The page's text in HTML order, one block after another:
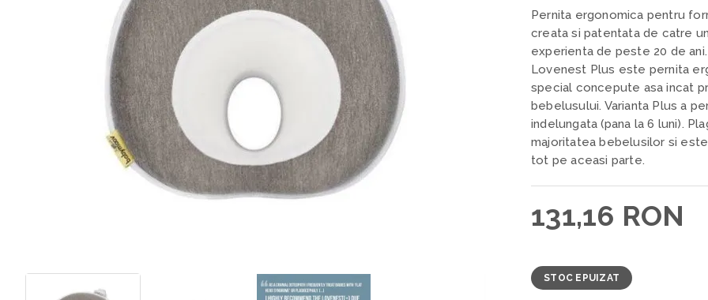
Pernita ergonomica pentru
creata si patentata de catre
experienta de peste 20 de ani.
Lovenest Plus este pernita
special concepute asa incat
bebelusului. Varianta Plus a
indelungata (pana la 6 luni).
majoritatea bebelusilor si
tot pe aceasi parte.
131,16 RON
STOC EPUIZAT